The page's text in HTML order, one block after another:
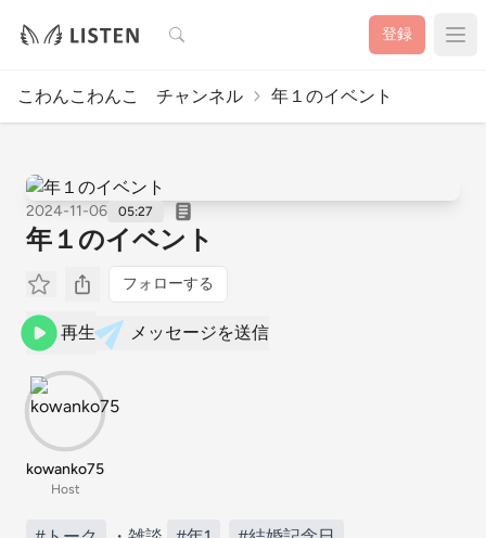
検索 登録
こわんこわんこ チャンネル 年１のイベント
2024-11-06 05:27
年１のイベント
フォローする
再生 メッセージを送信
kowanko75
Host